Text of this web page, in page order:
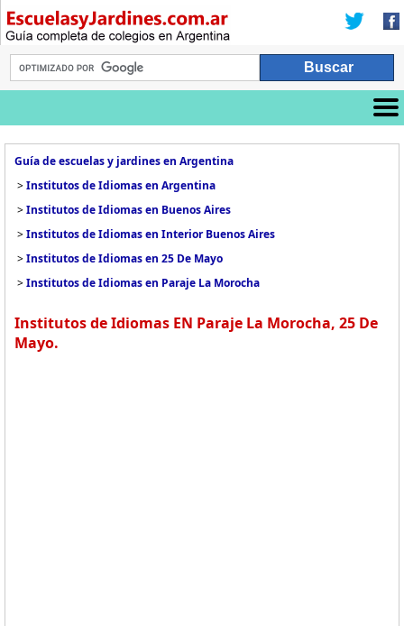
Guía de escuelas y jardines en Argentina
>Institutos de Idiomas en Argentina
>Institutos de Idiomas en Buenos Aires
>Institutos de Idiomas en Interior Buenos Aires
>Institutos de Idiomas en 25 De Mayo
>Institutos de Idiomas en Paraje La Morocha
Institutos de Idiomas EN Paraje La Morocha, 25 De
Mayo.